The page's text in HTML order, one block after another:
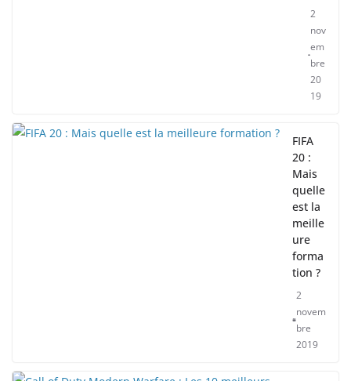
2
nov
em
bre
20
19
FIFA
20 :
Mais
quelle
est la
meille
ure
forma
tion ?
2
novem
bre
2019